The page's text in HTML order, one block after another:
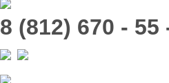
8 (812) 670 - 55